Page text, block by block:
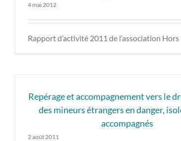
4 mai 2012
Rapport d’activité 2011 de l’association
Repérage et accompagnement vers le
des mineurs étrangers en danger,
accompagnés
2 août 2011